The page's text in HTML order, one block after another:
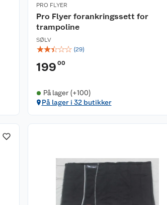
PRO FLYER
Pro Flyer forankringssett for
trampoline
SØLV
☆☆☆☆☆ (29)
199 00
På lager (+100)
På lager i 32 butikker